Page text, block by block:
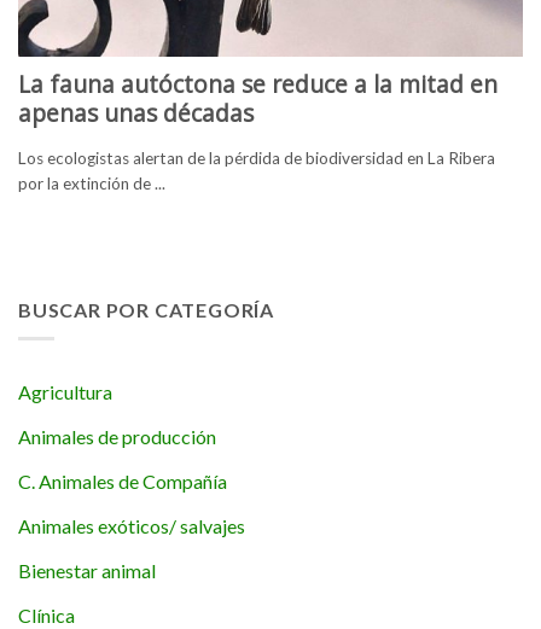
La fauna autóctona se reduce a la mitad en
apenas unas décadas
Los ecologistas alertan de la pérdida de biodiversidad en La Ribera
por la extinción de ...
BUSCAR POR CATEGORÍA
Agricultura
Animales de producción
C. Animales de Compañía
Animales exóticos/ salvajes
Bienestar animal
Clínica